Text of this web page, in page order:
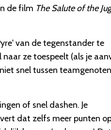
de film The Salute of the
van de tegenstander te
ze toespeelt (als je
snel tussen teamgenoten
of snel dashen. Je
dat zelfs meer punten